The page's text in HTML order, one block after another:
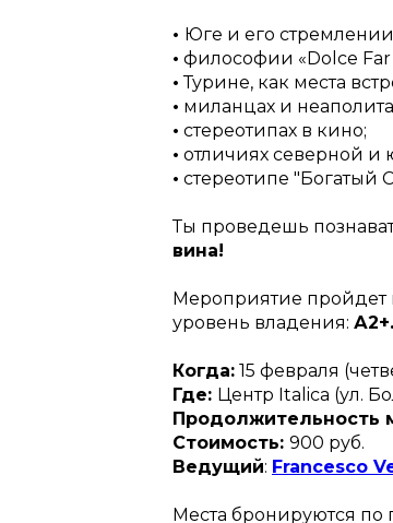
• Юге и его
• философии «Dolce
• Турине, как места
• миланцах и
• стереотипах в кино;
• отличиях северной и
• стереотипе "Богатый
Ты проведешь
вина!
Мероприятие пройдет
уровень владения: А2+.
Когда: 15 февраля
Где: Центр Italica (ул.
Продолжительность
Стоимость: 900 руб.
Ведущий: Francesco
Места бронируются по